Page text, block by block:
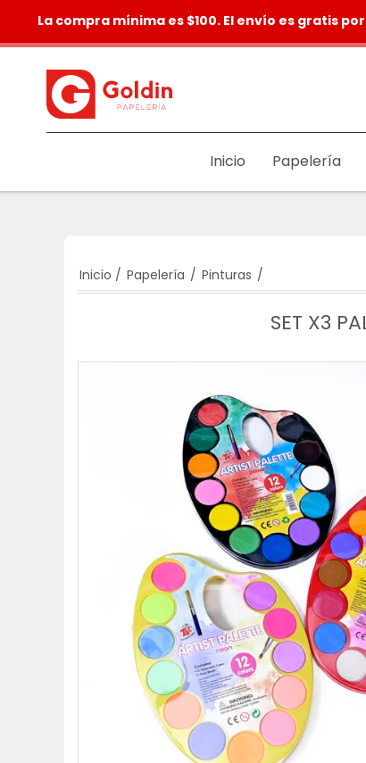
La compra mínima es $100. El envío es gratis
Inicio Papelería
Inicio / Papelería / Pinturas /
SET X3